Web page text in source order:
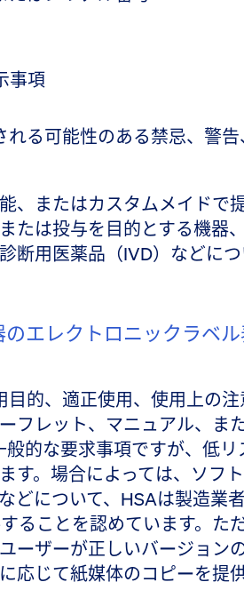
事項
る可能性のある禁忌、警
、またはカスタムメイドで
たは投与を目的とする機器
断用医薬品（IVD）などに
エレクトロニックラベ
的、適正使用、使用上の
フレット、マニュアル、ま
的な要求事項ですが、低リ
す。場合によっては、ソフ
どについて、HSAは製造業
ることを認めています。た
ーザーが正しいバージョン
応じて紙媒体のコピーを提